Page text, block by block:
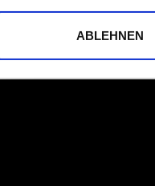
ABLEHNEN